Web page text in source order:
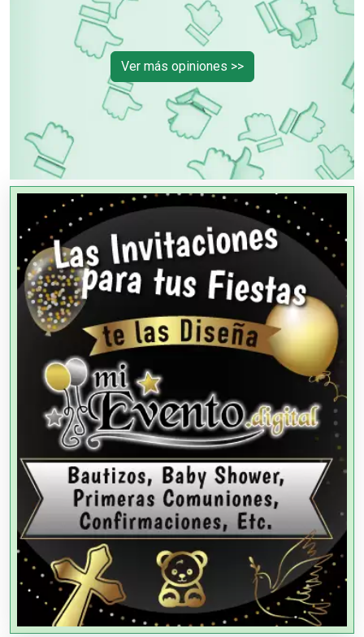
Ver más opiniones >>
OTROS NEGOCIOS